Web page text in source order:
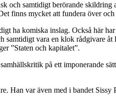
och samtidigt berörande
finns mycket att fundera över
ha komiska inslag. Också här
vara en klok rådgivare
”Staten och kapitalet”.
på ett imponerande
Han var även med i bandet